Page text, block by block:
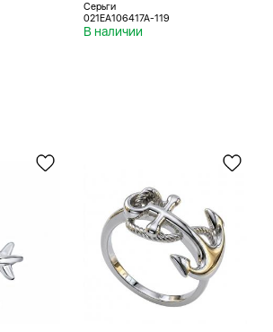
Серьги
021EA106417A-119
В наличии